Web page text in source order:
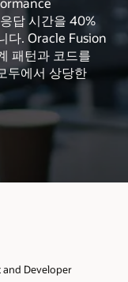
의 튜토리얼,
한 허브
전하는 뉴스와
위한 허브
Edition, 관련
하는 장소
답 시간을 40%
다. Oracle Fusion
패턴과 코드를
두에서 상당한
and Developer